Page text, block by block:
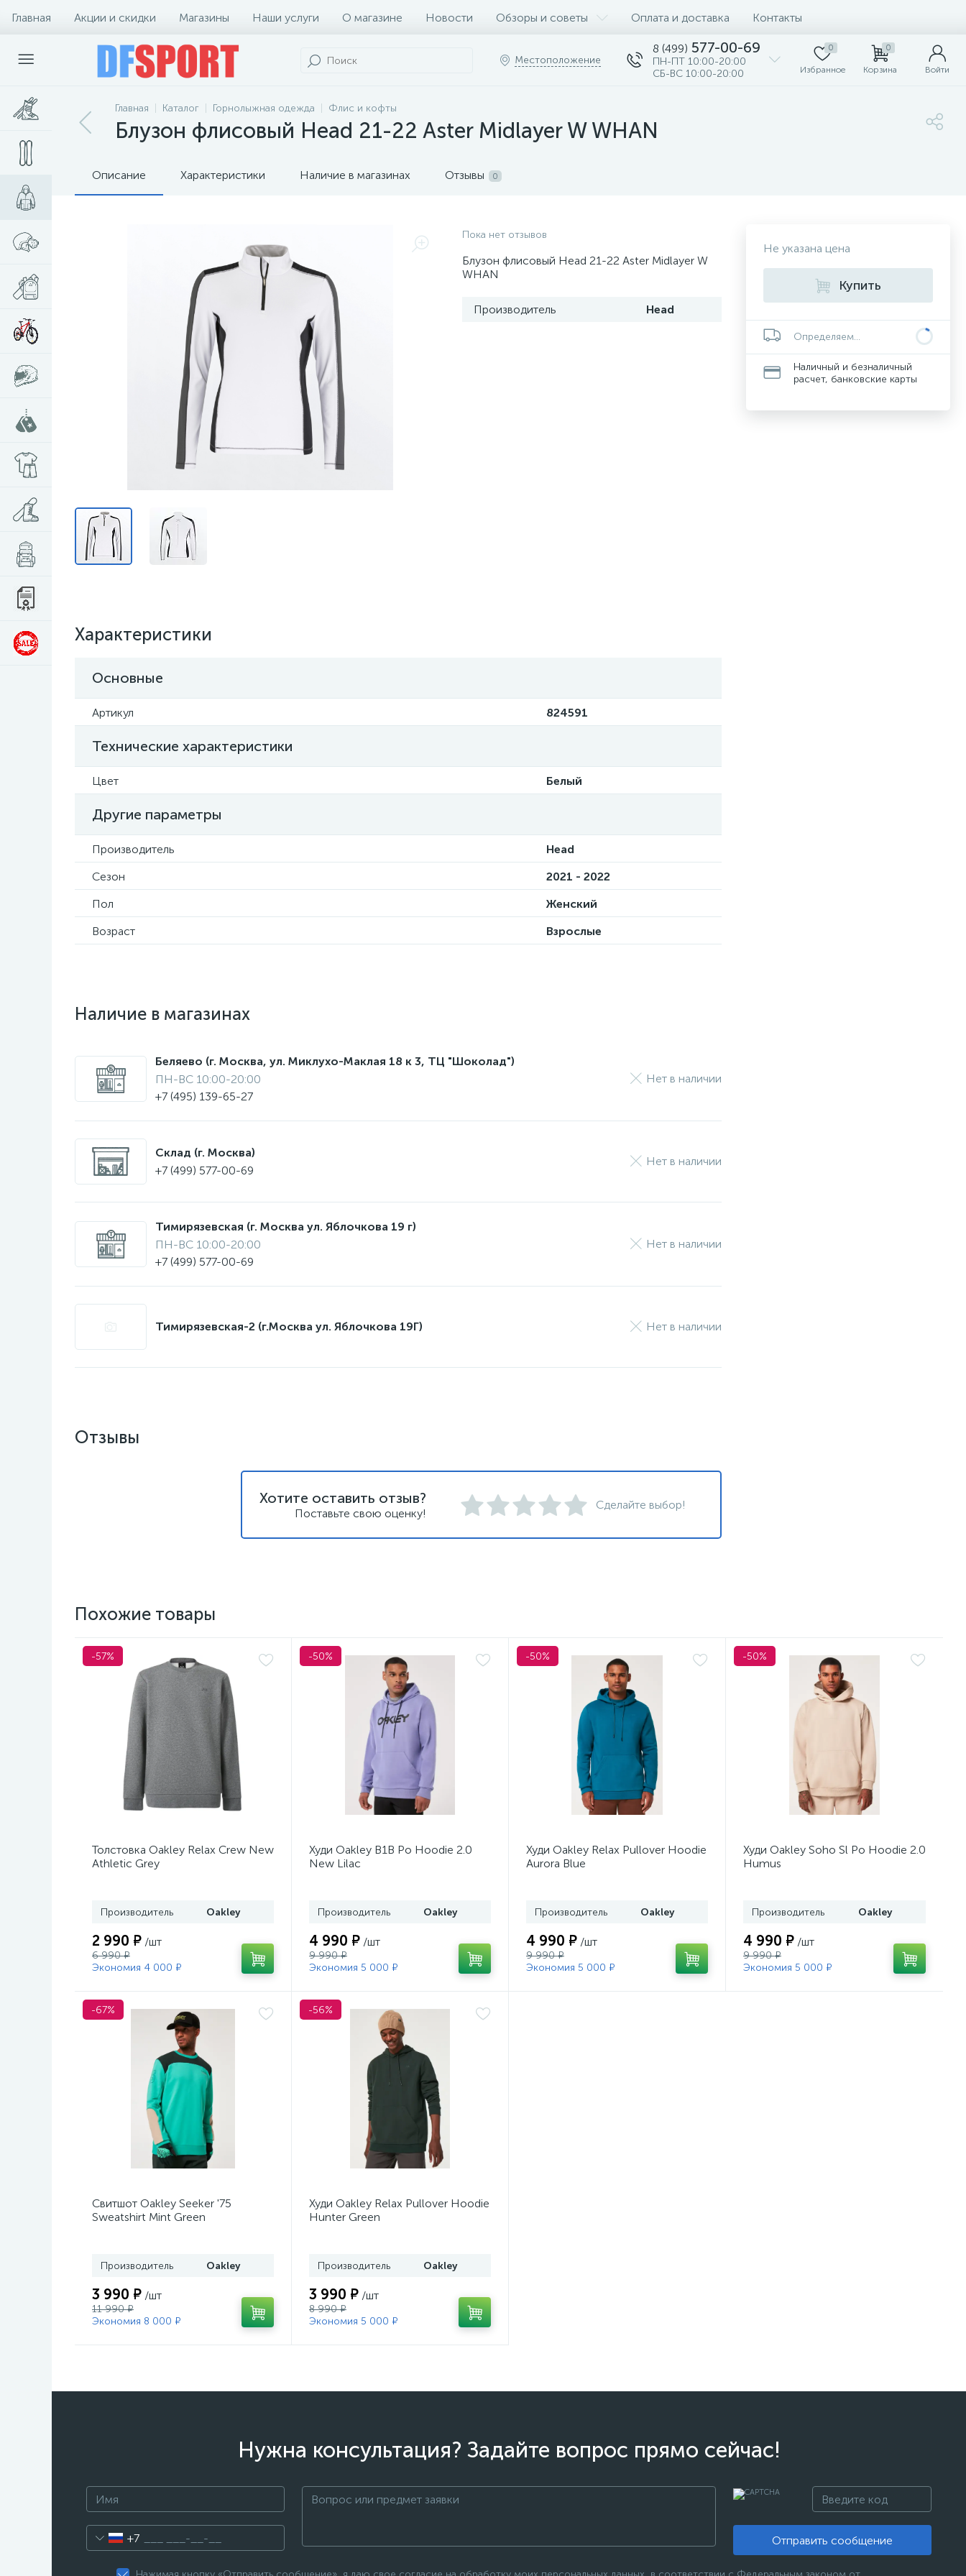
Главная Акции и скидки Магазины Наши услуги О магазине Новости Обзоры и советы Оплата и доставка Контакты
Местоположение
8 (499) 577-00-69
ПН-ПТ 10:00-20:00
СБ-ВС 10:00-20:00
0
Избранное
0
Корзина Войти
Главная Каталог Горнолыжная одежда Флис и кофты
Блузон флисовый Head 21-22 Aster Midlayer W WHAN
Описание Характеристики Наличие в магазинах Отзывы 0
Пока нет отзывов
Блузон флисовый Head 21-22 Aster Midlayer W
WHAN
Производитель Head
Характеристики
Основные
Артикул 824591
Технические характеристики
Цвет Белый
Другие параметры
Производитель
Head
Сезон
2021 - 2022
Пол
Женский
Возраст
Взрослые
Наличие в магазинах
Беляево (г. Москва, ул. Миклухо-Маклая 18 к 3, ТЦ "Шоколад")
ПН-ВС 10:00-20:00
+7 (495) 139-65-27
Нет в наличии
Склад (г. Москва)
+7 (499) 577-00-69
Нет в наличии
Тимирязевская (г. Москва ул. Яблочкова 19 г)
ПН-ВС 10:00-20:00
+7 (499) 577-00-69
Нет в наличии
Тимирязевская-2 (г.Москва ул. Яблочкова 19Г) Нет в наличии
Не указана цена
Купить
Определяем...
Наличный и безналичный
расчет, банковские карты
Отзывы
Хотите оставить отзыв?
Поставьте свою оценку!
Сделайте выбор!
Похожие товары
-57%
Толстовка Oakley Relax Crew New
Athletic Grey
Производитель Oakley
2 990 ₽ /шт
6 990 ₽
Экономия 4 000 ₽
-50%
Худи Oakley B1B Po Hoodie 2.0
New Lilac
Производитель Oakley
4 990 ₽ /шт
9 990 ₽
Экономия 5 000 ₽
-50%
Худи Oakley Relax Pullover Hoodie
Aurora Blue
Производитель Oakley
4 990 ₽ /шт
9 990 ₽
Экономия 5 000 ₽
-50%
Худи Oakley Soho Sl Po Hoodie 2.0
Humus
Производитель Oakley
4 990 ₽ /шт
9 990 ₽
Экономия 5 000 ₽
-67%
Свитшот Oakley Seeker '75
Sweatshirt Mint Green
Производитель Oakley
3 990 ₽ /шт
11 990 ₽
Экономия 8 000 ₽
-56%
Худи Oakley Relax Pullover Hoodie
Hunter Green
Производитель Oakley
3 990 ₽ /шт
8 990 ₽
Экономия 5 000 ₽
Нужна консультация? Задайте вопрос прямо сейчас!
+7 Отправить сообщение